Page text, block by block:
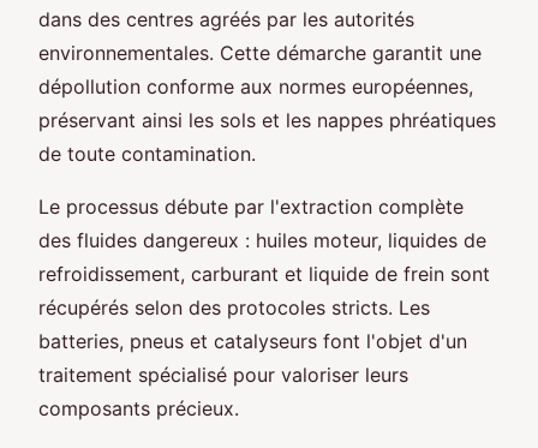
dans des centres agréés par les autorités
environnementales. Cette démarche garantit une
dépollution conforme aux normes européennes,
préservant ainsi les sols et les nappes phréatiques
de toute contamination.
Le processus débute par l'extraction complète
des fluides dangereux : huiles moteur, liquides de
refroidissement, carburant et liquide de frein sont
récupérés selon des protocoles stricts. Les
batteries, pneus et catalyseurs font l'objet d'un
traitement spécialisé pour valoriser leurs
composants précieux.